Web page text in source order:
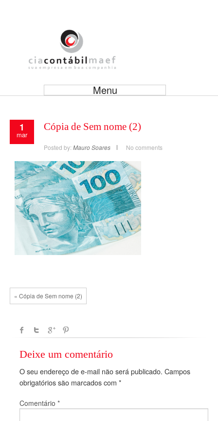
Menu
1
mar
Cópia de Sem nome (2)
Posted by: Mauro Soares No comments
« Cópia de Sem nome (2)
Deixe um comentário
O seu endereço de e-mail não será publicado. Campos
obrigatórios são marcados com *
Comentário *